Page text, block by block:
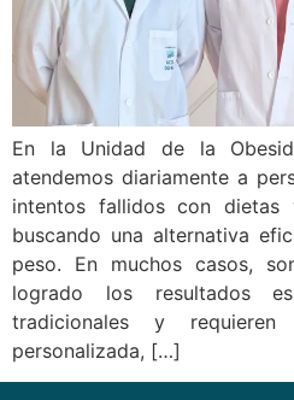
En la Unidad de la
atendemos diariamente a
intentos fallidos con
buscando una alternativa
peso. En muchos casos,
logrado los resultados
tradicionales y
personalizada, […]